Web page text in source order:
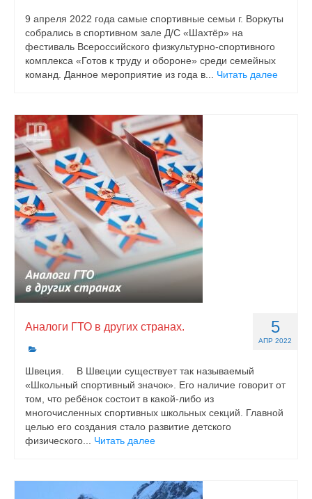
9 апреля 2022 года самые спортивные семьи г. Воркуты
собрались в спортивном зале Д/С «Шахтёр» на
фестиваль Всероссийского физкультурно-спортивного
комплекса «Готов к труду и обороне» среди семейных
команд. Данное мероприятие из года в... Читать далее
5
АПР 2022
Аналоги ГТО в других странах.
Швеция. ⠀ В Швеции существует так называемый
«Школьный спортивный значок». Его наличие говорит от
том, что ребёнок состоит в какой-либо из
многочисленных спортивных школьных секций. Главной
целью его создания стало развитие детского
физического... Читать далее